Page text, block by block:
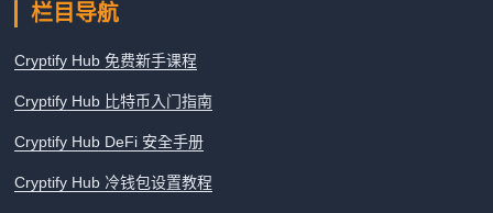
栏目导航
Cryptify Hub 免费新手课程
Cryptify Hub 比特币入门指南
Cryptify Hub DeFi 安全手册
Cryptify Hub 冷钱包设置教程